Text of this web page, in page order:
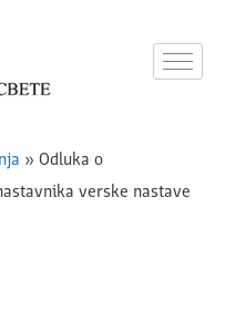
» Odluka o
verske nastave